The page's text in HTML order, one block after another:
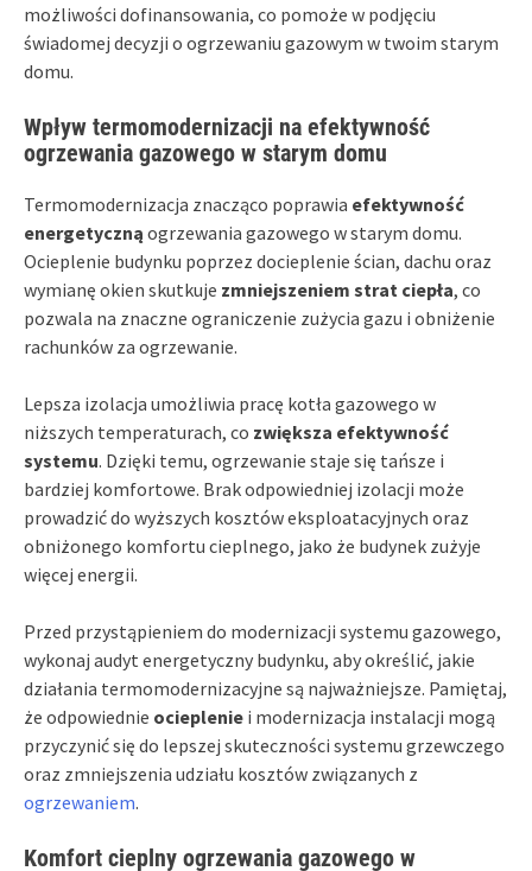
możliwości dofinansowania, co pomoże w podjęciu
świadomej decyzji o ogrzewaniu gazowym w twoim starym
domu.
Wpływ termomodernizacji na efektywność
ogrzewania gazowego w starym domu
Termomodernizacja znacząco poprawia efektywność
energetyczną ogrzewania gazowego w starym domu.
Ocieplenie budynku poprzez docieplenie ścian, dachu oraz
wymianę okien skutkuje zmniejszeniem strat ciepła, co
pozwala na znaczne ograniczenie zużycia gazu i obniżenie
rachunków za ogrzewanie.
Lepsza izolacja umożliwia pracę kotła gazowego w
niższych temperaturach, co zwiększa efektywność
systemu. Dzięki temu, ogrzewanie staje się tańsze i
bardziej komfortowe. Brak odpowiedniej izolacji może
prowadzić do wyższych kosztów eksploatacyjnych oraz
obniżonego komfortu cieplnego, jako że budynek zużyje
więcej energii.
Przed przystąpieniem do modernizacji systemu gazowego,
wykonaj audyt energetyczny budynku, aby określić, jakie
działania termomodernizacyjne są najważniejsze. Pamiętaj,
że odpowiednie ocieplenie i modernizacja instalacji mogą
przyczynić się do lepszej skuteczności systemu grzewczego
oraz zmniejszenia udziału kosztów związanych z
ogrzewaniem.
Komfort cieplny ogrzewania gazowego w